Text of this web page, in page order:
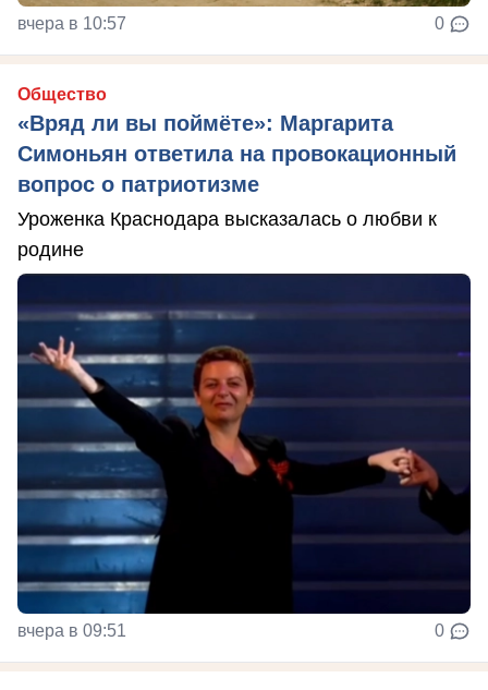
вчера в 10:57 0
Общество
«Вряд ли вы поймёте»: Маргарита
Симоньян ответила на провокационный
вопрос о патриотизме
Уроженка Краснодара высказалась о любви к
родине
вчера в 09:51 0